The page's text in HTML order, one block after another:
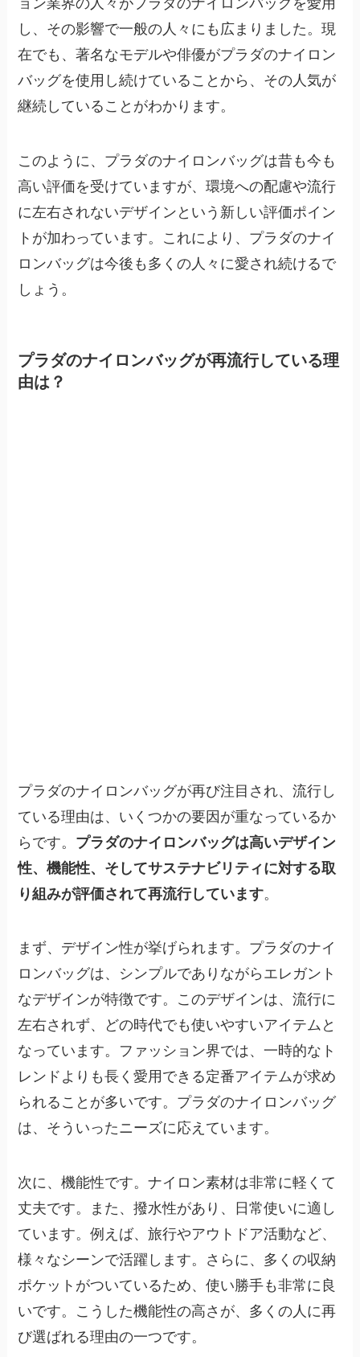
ョン業界の人々がプラダのナイロンバッグを愛用
し、その影響で一般の人々にも広まりました。現
在でも、著名なモデルや俳優がプラダのナイロン
バッグを使用し続けていることから、その人気が
継続していることがわかります。
このように、プラダのナイロンバッグは昔も今も
高い評価を受けていますが、環境への配慮や流行
に左右されないデザインという新しい評価ポイン
トが加わっています。これにより、プラダのナイ
ロンバッグは今後も多くの人々に愛され続けるで
しょう。
プラダのナイロンバッグが再流行している理
由は？
プラダのナイロンバッグが再び注目され、流行し
ている理由は、いくつかの要因が重なっているか
らです。 プラダのナイロンバッグは高いデザイン
性、機能性、そしてサステナビリティに対する取
り組みが評価されて再流行しています。
まず、デザイン性が挙げられます。プラダのナイ
ロンバッグは、シンプルでありながらエレガント
なデザインが特徴です。このデザインは、流行に
左右されず、どの時代でも使いやすいアイテムと
なっています。ファッション界では、一時的なト
レンドよりも長く愛用できる定番アイテムが求め
られることが多いです。プラダのナイロンバッグ
は、そういったニーズに応えています。
次に、機能性です。ナイロン素材は非常に軽くて
丈夫です。また、撥水性があり、日常使いに適し
ています。例えば、旅行やアウトドア活動など、
様々なシーンで活躍します。さらに、多くの収納
ポケットがついているため、使い勝手も非常に良
いです。こうした機能性の高さが、多くの人に再
び選ばれる理由の一つです。